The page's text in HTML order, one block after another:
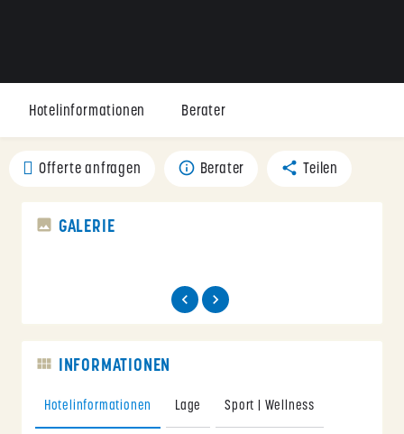
Hotelinformationen Berater
Offerte anfragen Berater Teilen
GALERIE
INFORMATIONEN
Hotelinformationen Lage Sport | Wellness